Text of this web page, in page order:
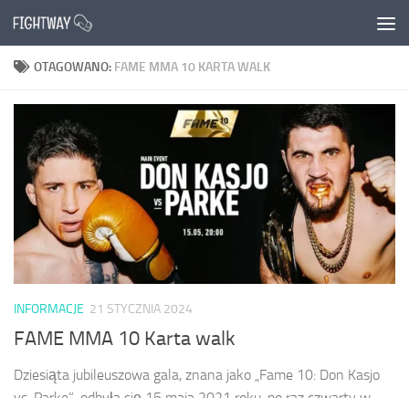
Przejdź do treści
OTAGOWANO: FAME MMA 10 KARTA WALK
INFORMACJE 21 STYCZNIA 2024
FAME MMA 10 Karta walk
Dziesiąta jubileuszowa gala, znana jako „Fame 10: Don Kasjo